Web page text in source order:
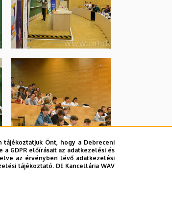
Önt, hogy a Debreceni
GDPR előírásait az adatkezelési és
az érvényben lévő adatkezelési
tájékoztató. DE Kancellária WAV